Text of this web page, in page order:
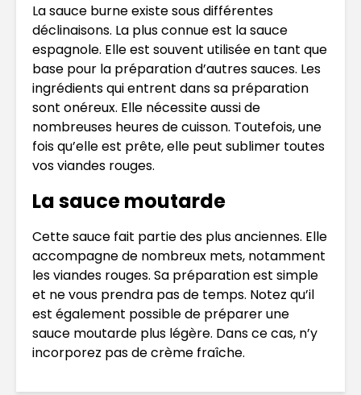
La sauce burne existe sous différentes
déclinaisons. La plus connue est la sauce
espagnole. Elle est souvent utilisée en tant que
base pour la préparation d’autres sauces. Les
ingrédients qui entrent dans sa préparation
sont onéreux. Elle nécessite aussi de
nombreuses heures de cuisson. Toutefois, une
fois qu’elle est prête, elle peut sublimer toutes
vos viandes rouges.
La sauce moutarde
Cette sauce fait partie des plus anciennes. Elle
accompagne de nombreux mets, notamment
les viandes rouges. Sa préparation est simple
et ne vous prendra pas de temps. Notez qu’il
est également possible de préparer une
sauce moutarde plus légère. Dans ce cas, n’y
incorporez pas de crème fraîche.